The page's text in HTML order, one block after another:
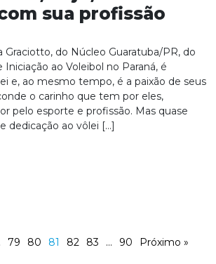
sua profissão
Graciotto, do Núcleo Guaratuba/PR, do
ao Voleibol no Paraná, é
e, ao mesmo tempo, é a paixão de seus
o carinho que tem por eles,
pelo esporte e profissão. Mas quase
dedicação ao vôlei […]
79 80 81 82 83 … 90 Próximo »